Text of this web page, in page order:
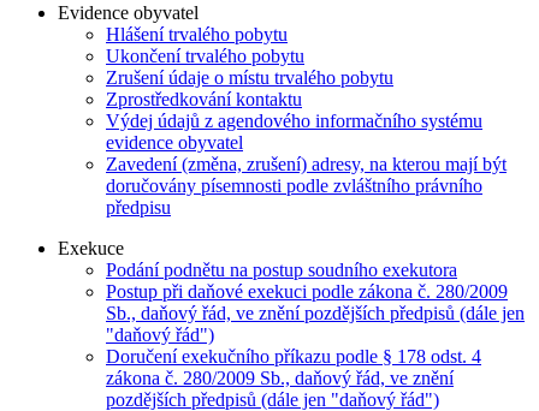
Evidence obyvatel
Hlášení trvalého pobytu
Ukončení trvalého pobytu
Zrušení údaje o místu trvalého pobytu
Zprostředkování kontaktu
Výdej údajů z agendového informačního systému
evidence obyvatel
Zavedení (změna, zrušení) adresy, na kterou mají být
doručovány písemnosti podle zvláštního právního
předpisu
Exekuce
Podání podnětu na postup soudního exekutora
Postup při daňové exekuci podle zákona č. 280/2009
Sb., daňový řád, ve znění pozdějších předpisů (dále jen
"daňový řád")
Doručení exekučního příkazu podle § 178 odst. 4
zákona č. 280/2009 Sb., daňový řád, ve znění
pozdějších předpisů (dále jen "daňový řád")